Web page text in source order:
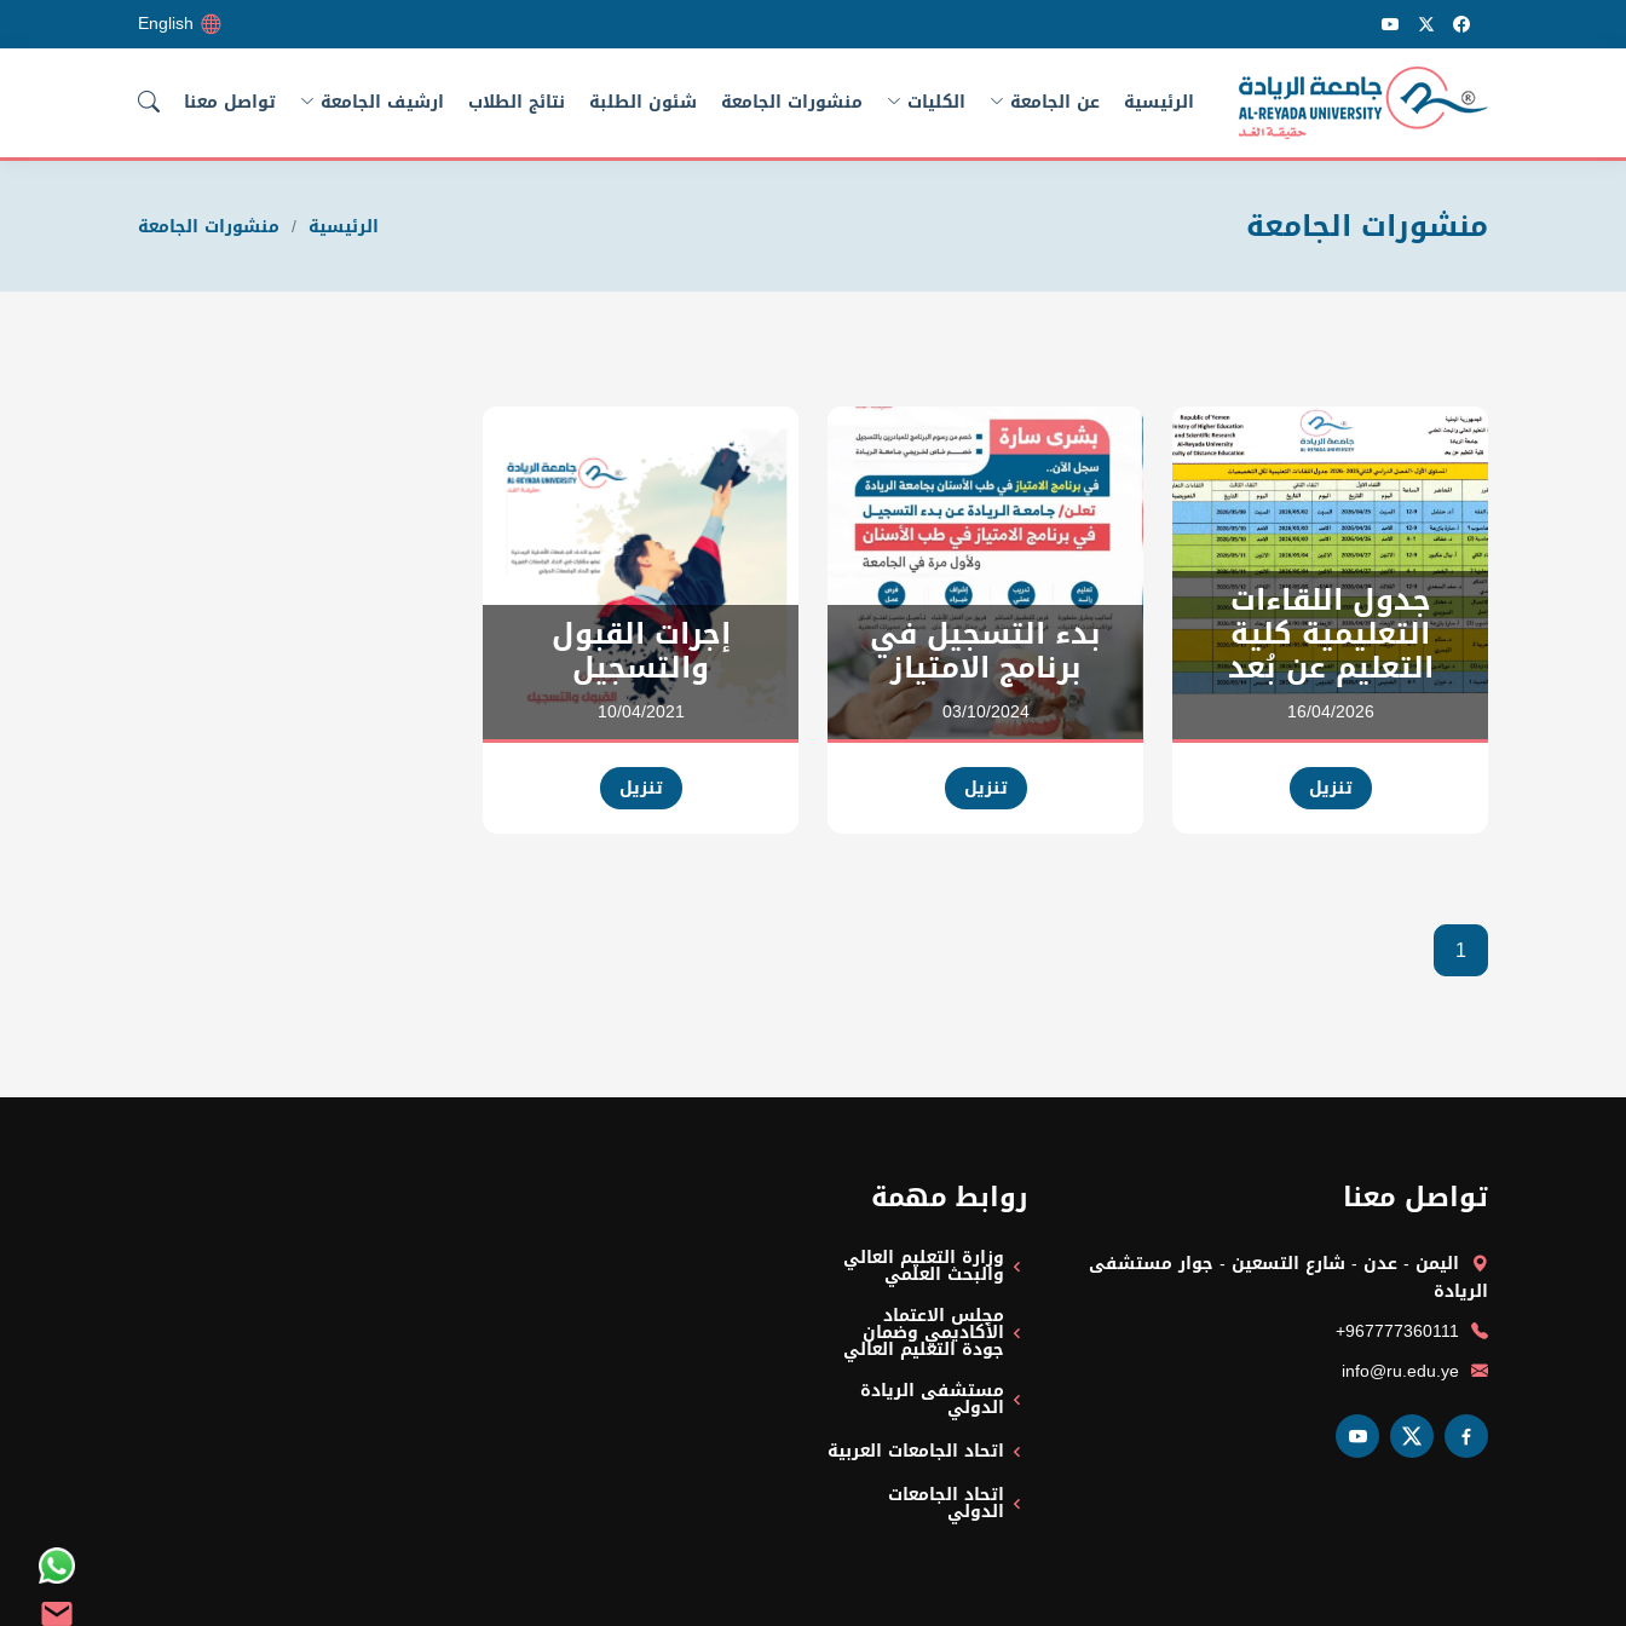
English
الرئيسية عن الجامعة الكليات منشورات الجامعة شئون الطلبة نتائج الطلاب ارشيف الجامعة تواصل معنا
منشورات الجامعة الرئيسية منشورات الجامعة
جدول اللقاءات
التعليمية كلية
التعليم عن بُعد
16/04/2026
تنزيل
بدء التسجيل في
برنامج الامتياز
03/10/2024
تنزيل
إجرات القبول
والتسجيل
10/04/2021
تنزيل
1
تواصل معنا
اليمن - عدن - شارع التسعين - جوار مستشفى
الريادة
+967777360111
info@ru.edu.ye
روابط مهمة
وزارة التعليم العالي
والبحث العلمي
مجلس الاعتماد
الأكاديمي وضمان
جودة التعليم العالي
مستشفى الريادة
الدولي
اتحاد الجامعات العربية
اتحاد الجامعات
الدولي